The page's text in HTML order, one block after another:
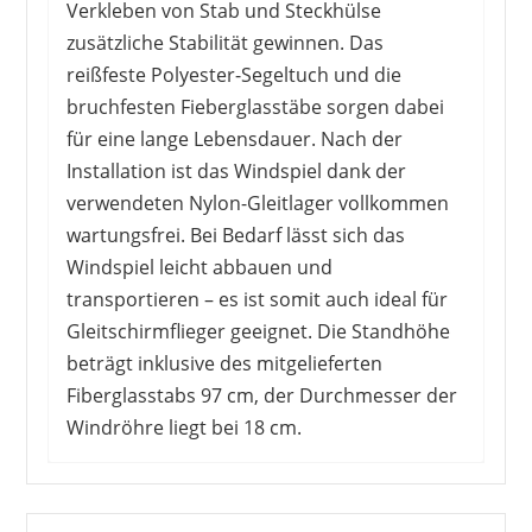
AOYEGIC
Verkleben von Stab und Steckhülse
zusätzliche Stabilität gewinnen. Das
reißfeste Polyester-Segeltuch und die
bruchfesten Fieberglasstäbe sorgen dabei
für eine lange Lebensdauer. Nach der
Installation ist das Windspiel dank der
verwendeten Nylon-Gleitlager vollkommen
wartungsfrei. Bei Bedarf lässt sich das
Windspiel leicht abbauen und
transportieren – es ist somit auch ideal für
Gleitschirmflieger geeignet. Die Standhöhe
beträgt inklusive des mitgelieferten
Fiberglasstabs 97 cm, der Durchmesser der
Windröhre liegt bei 18 cm.
Kunden zeigen sich in der Regel zufrieden mit
dem Preis-Leistungs-Verhältnis des Windsacks,